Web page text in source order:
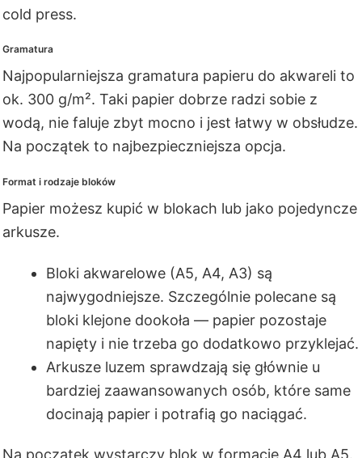
cold press.
Gramatura
Najpopularniejsza gramatura papieru do akwareli to
ok. 300 g/m². Taki papier dobrze radzi sobie z
wodą, nie faluje zbyt mocno i jest łatwy w obsłudze.
Na początek to najbezpieczniejsza opcja.
Format i rodzaje bloków
Papier możesz kupić w blokach lub jako pojedyncze
arkusze.
Bloki akwarelowe (A5, A4, A3) są
najwygodniejsze. Szczególnie polecane są
bloki klejone dookoła — papier pozostaje
napięty i nie trzeba go dodatkowo przyklejać.
Arkusze luzem sprawdzają się głównie u
bardziej zaawansowanych osób, które same
docinają papier i potrafią go naciągać.
Na początek wystarczy blok w formacie A4 lub A5.